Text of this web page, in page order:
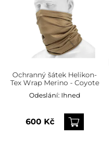
Ochranný šátek Helikon-
Tex Wrap Merino - Coyote
Odeslání: Ihned
600 Kč